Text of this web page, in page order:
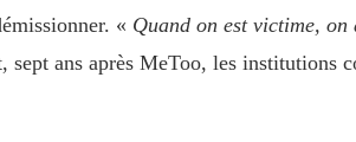
« Quand on est victime, on
sept ans après MeToo, les institutions